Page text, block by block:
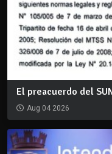
El preacuerdo del
Aug 04 2026